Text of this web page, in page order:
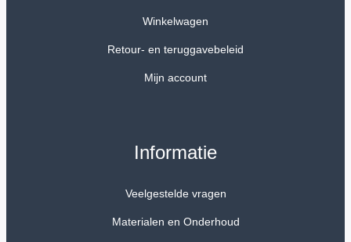
Winkelwagen
Retour- en teruggavebeleid
Mijn account
Informatie
Veelgestelde vragen
Materialen en Onderhoud